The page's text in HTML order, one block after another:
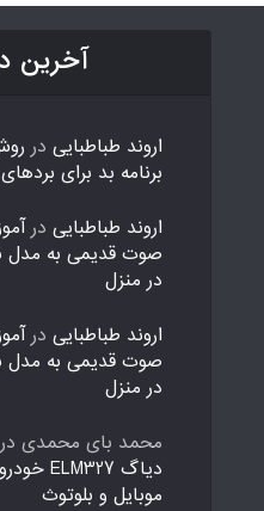
آخرین
اروند طباطبایی در
برنامه بد برای بردهای ESP8266
اروند طباطبایی در
در منزل
اروند طباطبایی در
در منزل
محمد بای محمدی در
موبایل و بلوتوث